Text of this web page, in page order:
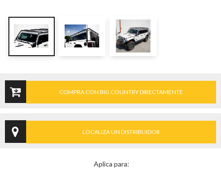
COMPRA CON BIG COUNTRY DIRECTAMENTE
LOCALIZA UN DISTRIBUIDOR
Aplica para: